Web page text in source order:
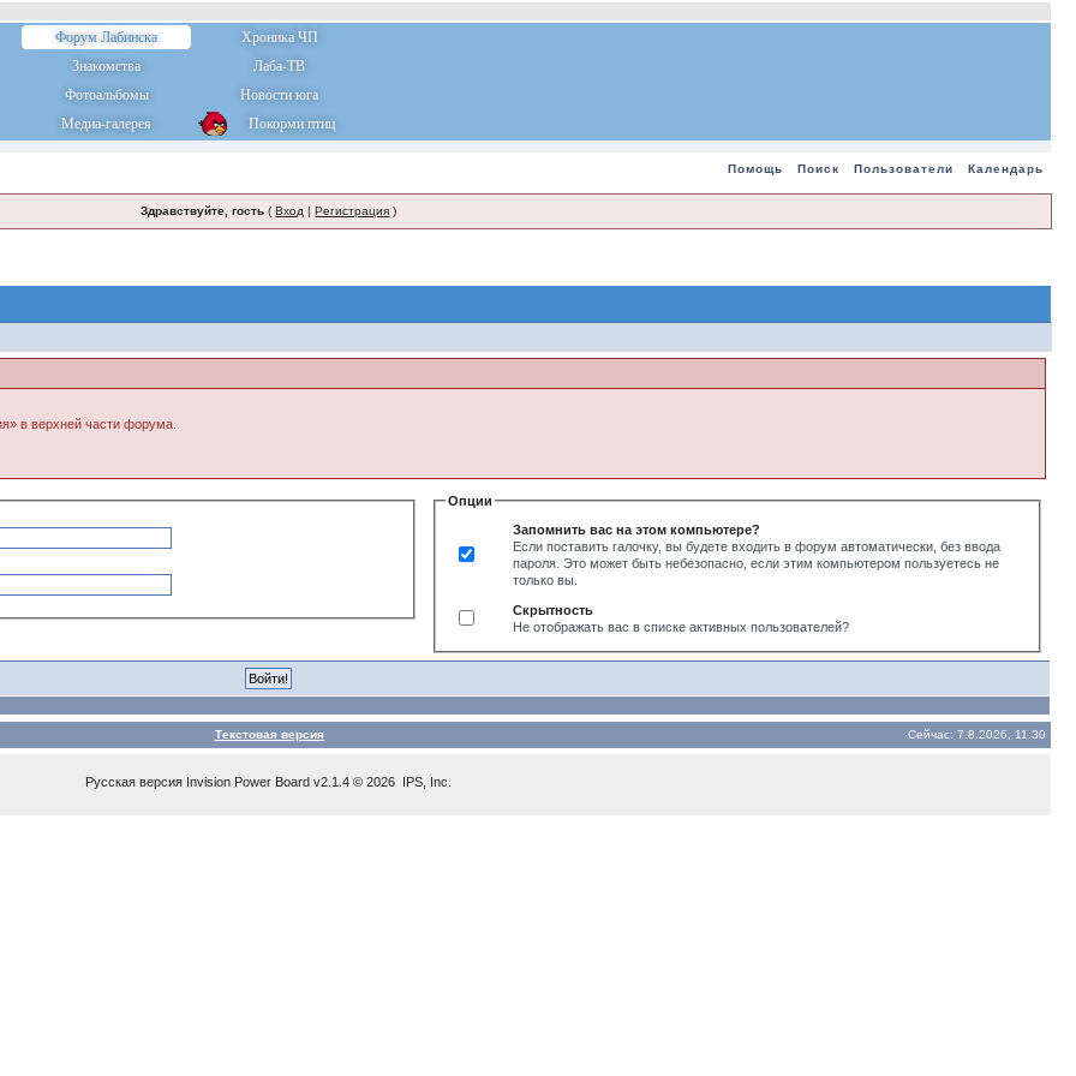
Форум Лабинска
Хроника ЧП
Знакомства
Лаба-ТВ
Фотоальбомы
Новости юга
Медиа-галерея Покорми птиц
Помощь Поиск Пользователи Календарь
Здравствуйте, гость (Вход |Регистрация )
в верхней части форума.
Опции
Запомнить вас на этом компьютере?
Если поставить галочку, вы будете входить в форум автоматически, без ввода
пароля. Это может быть небезопасно, если этим компьютером пользуетесь не
только вы.
Скрытность
Не отображать вас в списке активных пользователей?
Текстовая версия Сейчас: 7.8.2026, 11:30
Русская версия Invision Power Board v2.1.4 © 2026 IPS, Inc.